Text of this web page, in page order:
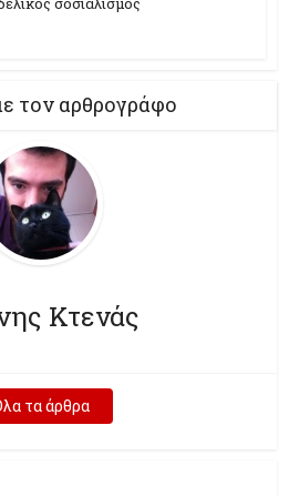
τον αρθρογράφο
Κτενάς
τα άρθρα